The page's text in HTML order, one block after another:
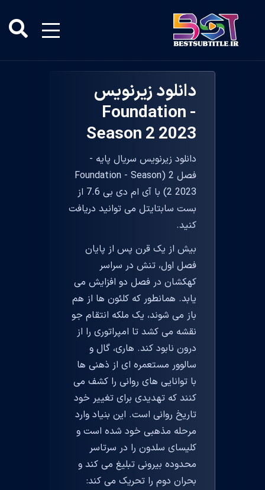
دانلود زیرنویس
Foundation -
Season 2 2023
دانلود زیرنویس سریال پایه -
فصل 2 (Foundation - Season
2 2023) با آی ام دی بی 7.6 از
بست سابتایتل می توانید دریافت
کنید.
بیش از یک قرن پس از پایان
فصل اول، تنش در سراسر
کهکشان در فصل دو افزایش می
یابد. همانطور که کلئون ها از هم
باز می شوند، یک ملکه انتقام جو
نقشه می کشد تا امپراتوری را از
درون نابود کند. هاری، گال و
سالوور مستعمره ای از ذهنی ها
با توانایی های روانی را کشف می
کنند که تهدیدی برای تغییر خود
تاریخ روانی است. این بنیاد وارد
مرحله مذهبی خود شده است و
کلیسای سلدون را در سرتاسر
محدوده بیرونی تبلیغ می کند و
بحران دوم را تحریک می کند: